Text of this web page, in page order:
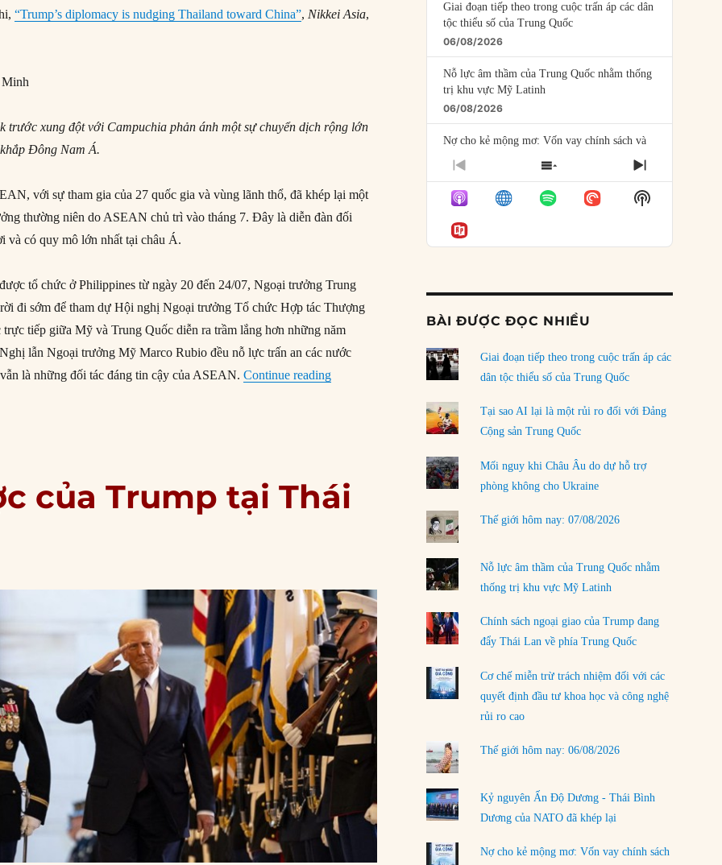
“Trump’s diplomacy is nudging Thailand toward China”, Nikkei Asia,
trước xung đột với Campuchia phản ánh một sự chuyển dịch rộng lớn
Đông Nam Á.
với sự tham gia của 27 quốc gia và vùng lãnh thổ, đã khép lại một
thường niên do ASEAN chủ trì vào tháng 7. Đây là diễn đàn đối
và có quy mô lớn nhất tại châu Á.
tổ chức ở Philippines từ ngày 20 đến 24/07, Ngoại trưởng Trung
đi sớm để tham dự Hội nghị Ngoại trưởng Tổ chức Hợp tác Thượng
tiếp giữa Mỹ và Trung Quốc diễn ra trầm lắng hơn những năm
lẫn Ngoại trưởng Mỹ Marco Rubio đều nỗ lực trấn an các nước
là những đối tác đáng tin cậy của ASEAN.Continue reading“Chính sách ngoại giao của Trump đang đẩy Thái Lan về phía Trung Quốc”
của Trump tại Thái
Giai đoạn tiếp theo trong cuộc trấn áp các dân
tộc thiểu số của Trung Quốc
06/08/2026
Nỗ lực âm thầm của Trung Quốc nhằm thống
trị khu vực Mỹ Latinh
06/08/2026
Nợ cho kẻ mộng mơ: Vốn vay chính sách và
giới hạn của việc cho startup vay vốn
Mỹ Latinh đang trở thành “phòng thí nghiệm”
của phe cánh hữu mới
04/08/2026
Ngoại trưởng Nhật Bản?
Dương
03/08/2026
Đặt cược vào thất bại: Các quỹ đầu tư mạo
hiểm quốc gia và khía cạnh chính trị của vốn
02/08/2026
Làm thế nào để kết thúc Chiến tranh Iran?
01/08/2026
Chiến lược kế tiếp của Bắc Kinh ở Biển Đông
31/07/2026
LOAD MORE
PREVIOUS
EPISODE
SHOW
EPISODES
LIST
NEXT
EPISODE
Show
Podcast
BÀI ĐƯỢC ĐỌC NHIỀU
Giai đoạn tiếp theo trong cuộc trấn áp các
dân tộc thiểu số của Trung Quốc
Tại sao AI lại là một rủi ro đối với Đảng
Cộng sản Trung Quốc
Mối nguy khi Châu Âu do dự hỗ trợ
phòng không cho Ukraine
Thế giới hôm nay: 07/08/2026
Nỗ lực âm thầm của Trung Quốc nhằm
thống trị khu vực Mỹ Latinh
Chính sách ngoại giao của Trump đang
đẩy Thái Lan về phía Trung Quốc
Cơ chế miễn trừ trách nhiệm đối với các
quyết định đầu tư khoa học và công nghệ
rủi ro cao
Thế giới hôm nay: 06/08/2026
Kỷ nguyên Ấn Độ Dương - Thái Bình
Dương của NATO đã khép lại
Nợ cho kẻ mộng mơ: Vốn vay chính sách